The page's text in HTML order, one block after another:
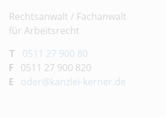
Rechtsanwalt / Fachanwalt
für Arbeitsrecht
T 0511 27 900 80
F 0511 27 900 820
E oder@kanzlei-kerner.de